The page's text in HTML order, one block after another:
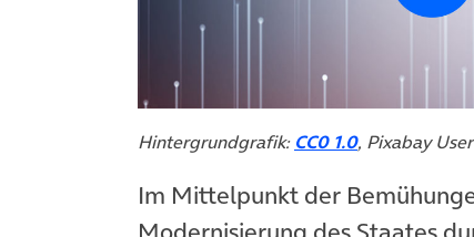
(öffnet in neuem Tab)
Hintergrundgrafik: CC0 1.0, Pixabay User
Im Mittelpunkt der